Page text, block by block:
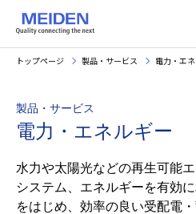
トップページ 製品・サービス 電力・エ
製品・サービス
電力・エネルギー
水力や太陽光などの再生可能
システム、エネルギーを有効
をはじめ、効率の良い受配電